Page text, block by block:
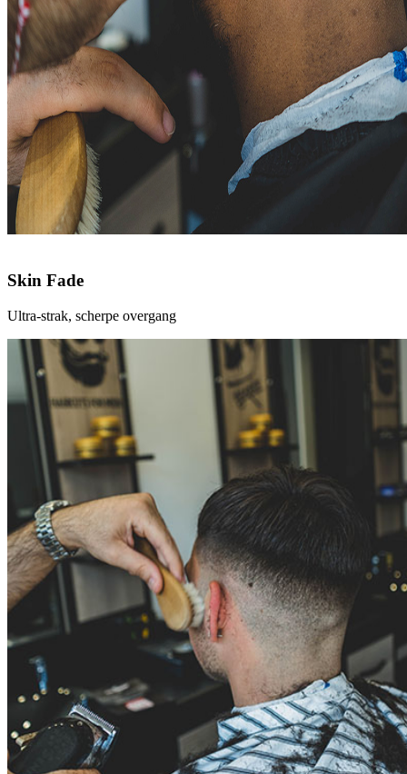
Skin Fade
Ultra-strak, scherpe overgang